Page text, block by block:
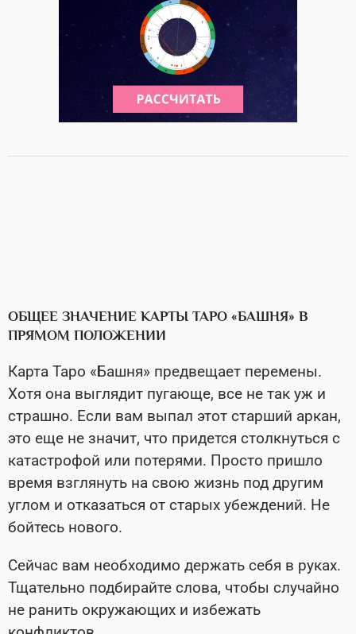
ОБЩЕЕ ЗНАЧЕНИЕ КАРТЫ ТАРО «БАШНЯ» В
ПРЯМОМ ПОЛОЖЕНИИ
Карта Таро «Башня» предвещает перемены.
Хотя она выглядит пугающе, все не так уж и
страшно. Если вам выпал этот старший аркан,
это еще не значит, что придется столкнуться с
катастрофой или потерями. Просто пришло
время взглянуть на свою жизнь под другим
углом и отказаться от старых убеждений. Не
бойтесь нового.
Сейчас вам необходимо держать себя в руках.
Тщательно подбирайте слова, чтобы случайно
не ранить окружающих и избежать